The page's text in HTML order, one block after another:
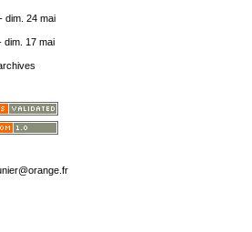
dim. 24 mai
dim. 17 mai